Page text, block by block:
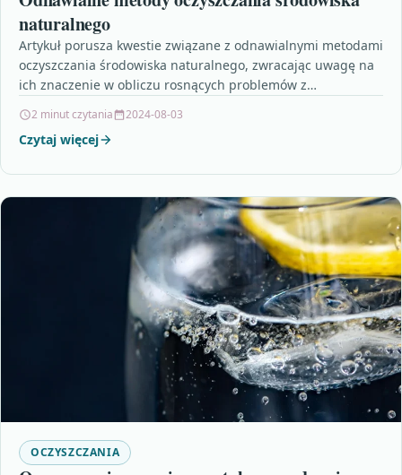
naturalnego
Artykuł porusza kwestie związane z odnawialnymi metodami
oczyszczania środowiska naturalnego, zwracając uwagę na
ich znaczenie w obliczu rosnących problemów z
2 minut czytania 2024-08-03
Czytaj więcej
OCZYSZCZANIA